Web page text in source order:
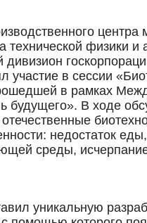
технической физики
участие в сессии
в рамках
будущего». В ходе
недостаток
среды,
уникальную